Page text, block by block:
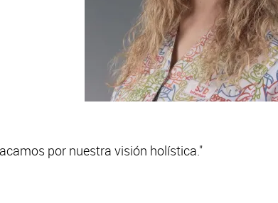
por nuestra visión holística."